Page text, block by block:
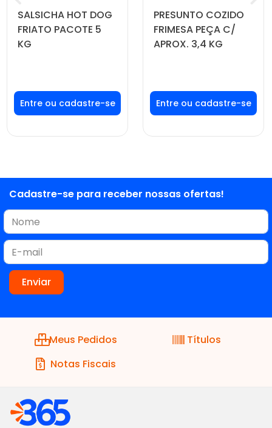
SALSICHA HOT DOG
FRIATO PACOTE 5
KG
Faça seu login ou
cadastre-se para
ver preços e
PRESUNTO COZIDO
FRIMESA PEÇA C/
APROX. 3,4 KG
Faça seu login ou
cadastre-se para
ver preços e
Cadastre-se para receber nossas ofertas!
Meus Pedidos
Títulos
Notas Fiscais